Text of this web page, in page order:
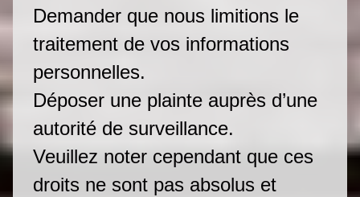
Demander que nous limitions le
traitement de vos informations
personnelles.
Déposer une plainte auprès d’une
autorité de surveillance.
Veuillez noter cependant que ces
droits ne sont pas absolus et